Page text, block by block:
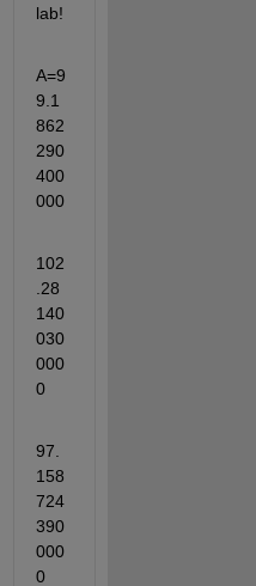
lab!
A=9
9.1
862
290
400
000
102
.28
140
030
000
0
97.
158
724
390
000
0